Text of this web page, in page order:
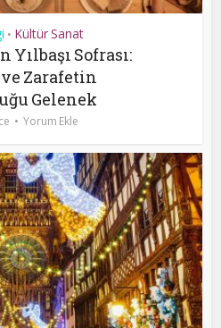
• Kültür Sanat
Yılbaşı Sofrası:
Zarafetin
Gelenek
Yorum Ekle